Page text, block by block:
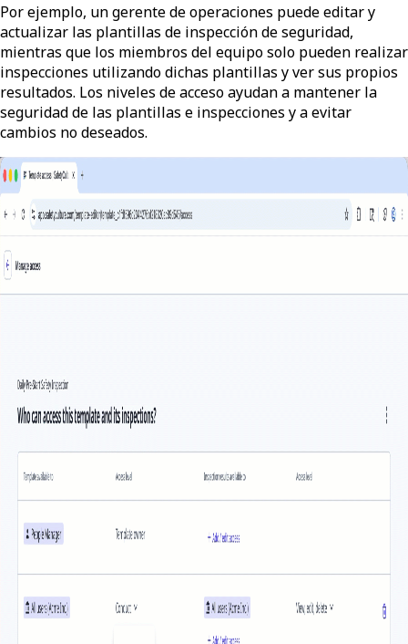
Por ejemplo, un gerente de operaciones puede editar y
actualizar las plantillas de inspección de seguridad,
mientras que los miembros del equipo solo pueden realizar
inspecciones utilizando dichas plantillas y ver sus propios
resultados. Los niveles de acceso ayudan a mantener la
seguridad de las plantillas e inspecciones y a evitar
cambios no deseados.